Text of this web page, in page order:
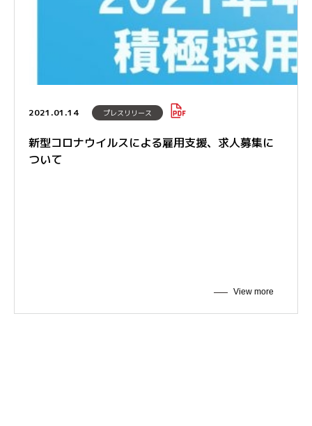
2021.01.14 プレスリリース
新型コロナウイルスによる雇用支援、求人募集に
ついて
View more